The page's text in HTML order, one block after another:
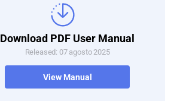
Download PDF User Manual
Released: 07 agosto 2025
View Manual